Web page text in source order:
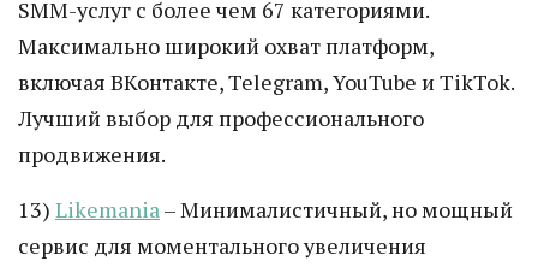
SMM-услуг с более чем 67 категориями.
Максимально широкий охват платформ,
включая ВКонтакте, Telegram, YouTube и TikTok.
Лучший выбор для профессионального
продвижения.
13) Likemania– Минималистичный, но мощный
сервис для моментального увеличения